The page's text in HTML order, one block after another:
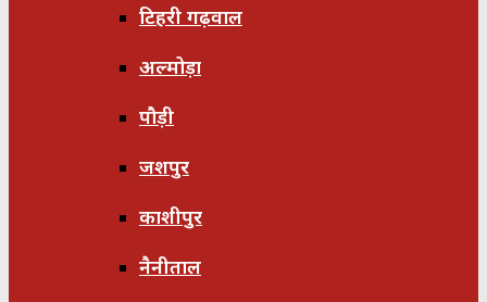
टिहरी गढ़वाल
अल्मोड़ा
पौड़ी
जशपुर
काशीपुर
नैनीताल